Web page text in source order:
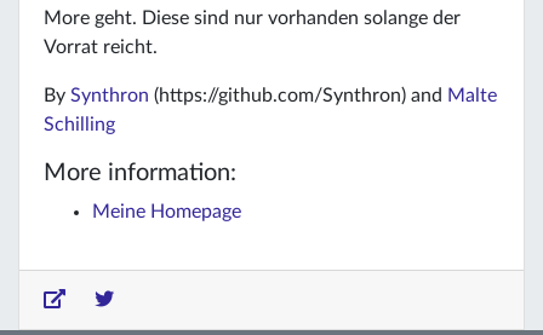
More geht. Diese sind nur vorhanden solange der
Vorrat reicht.
By Synthron (https://github.com/Synthron) and Malte
Schilling
More information:
Meine Homepage